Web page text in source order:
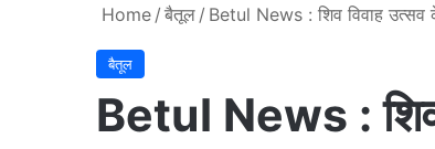
Home / बैतूल / Betul News : शिव विवाह उत्सव
बैतूल
Betul News : शिव